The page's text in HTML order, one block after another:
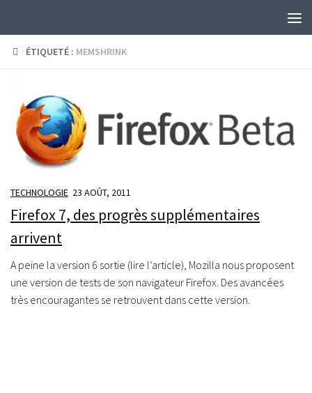
ÉTIQUETÉ : MEMSHRINK
TECHNOLOGIE 23 AOÛT, 2011
Firefox 7, des progrès supplémentaires
arrivent
A peine la version 6 sortie (lire l’article), Mozilla nous proposent
une version de tests de son navigateur Firefox. Des avancées
très encouragantes se retrouvent dans cette version.